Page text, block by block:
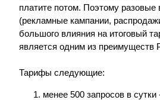
платите потом. Поэтому разовые
(рекламные кампании,
большого влияния на итоговый
является одним из преимуществ
Тарифы следующие:
менее 500 запросов в